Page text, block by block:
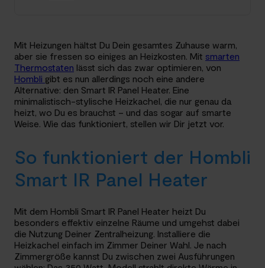
Mit Heizungen hältst Du Dein gesamtes Zuhause warm,
aber sie fressen so einiges an Heizkosten. Mit smarten
Thermostaten lässt sich das zwar optimieren, von
Hombli gibt es nun allerdings noch eine andere
Alternative: den Smart IR Panel Heater. Eine
minimalistisch-stylische Heizkachel, die nur genau da
heizt, wo Du es brauchst – und das sogar auf smarte
Weise. Wie das funktioniert, stellen wir Dir jetzt vor.
So funktioniert der Hombli
Smart IR Panel Heater
Mit dem Hombli Smart IR Panel Heater heizt Du
besonders effektiv einzelne Räume und umgehst dabei
die Nutzung Deiner Zentralheizung. Installiere die
Heizkachel einfach im Zimmer Deiner Wahl. Je nach
Zimmergröße kannst Du zwischen zwei Ausführungen